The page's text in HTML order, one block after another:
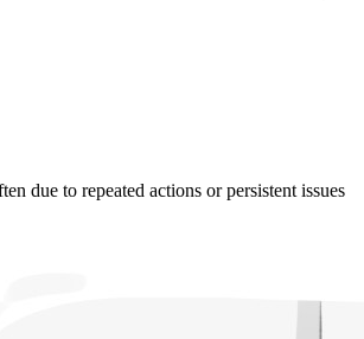
due to repeated actions or persistent issues